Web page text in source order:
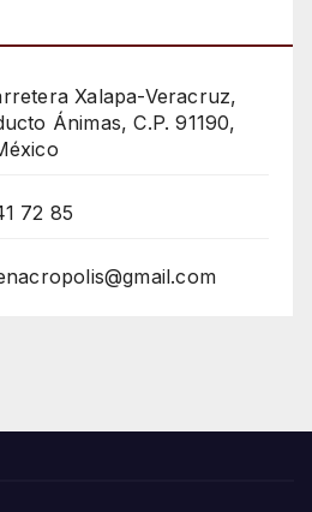
Xalapa-Veracruz,
Ánimas, C.P. 91190,
72 85